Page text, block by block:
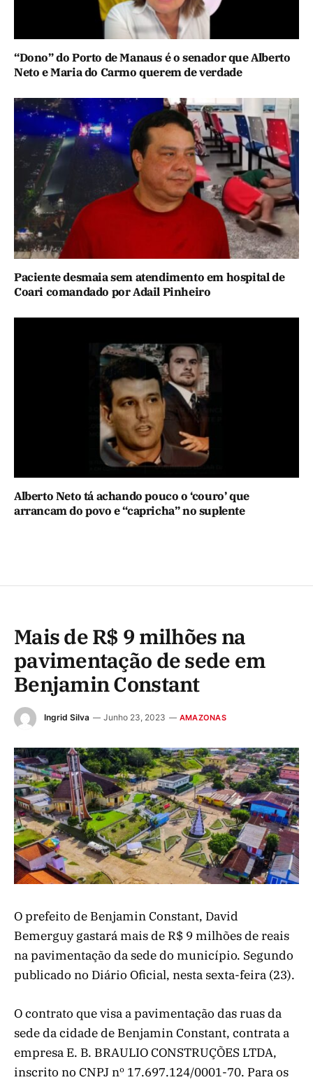
“Dono” do Porto de Manaus é o senador que Alberto
Neto e Maria do Carmo querem de verdade
Paciente desmaia sem atendimento em hospital de
Coari comandado por Adail Pinheiro
Alberto Neto tá achando pouco o ‘couro’ que
arrancam do povo e “capricha” no suplente
Mais de R$ 9 milhões na
pavimentação de sede em
Benjamin Constant
Ingrid Silva Junho 23, 2023 AMAZONAS
O prefeito de Benjamin Constant, David
Bemerguy gastará mais de R$ 9 milhões de reais
na pavimentação da sede do município. Segundo
publicado no Diário Oficial, nesta sexta-feira (23).
O contrato que visa a pavimentação das ruas da
sede da cidade de Benjamin Constant, contrata a
empresa E. B. BRAULIO CONSTRUÇÕES LTDA,
inscrito no CNPJ nº 17.697.124/0001-70. Para os